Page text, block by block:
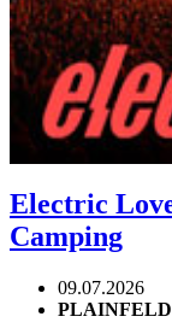
Electric
Camping
09.07.2026
PLAINFELD